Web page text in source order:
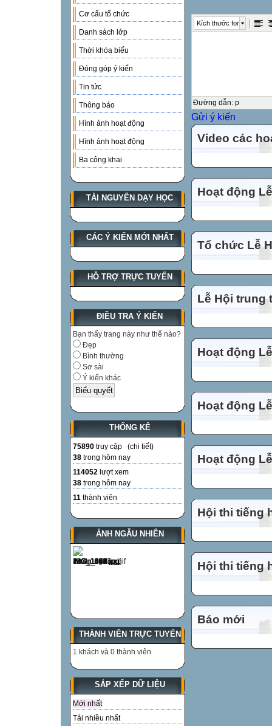
Cơ cấu tổ chức
Danh sách lớp
Thời khóa biểu
Đóng góp ý kiến
Tin tức
Thông báo
Hình ảnh hoạt động
Hình ảnh hoạt động
Ba công khai
TÀI NGUYÊN DẠY HỌC
CÁC Ý KIẾN MỚI NHẤT
HỖ TRỢ TRỰC TUYẾN
ĐIỀU TRA Ý KIẾN
Bạn thấy trang này như thế nào?
Đẹp
Bình thường
Sơ sài
Ý kiến khác
THỐNG KÊ
75890 truy cập (chi tiết)
38 trong hôm nay
114052 lượt xem
38 trong hôm nay
11 thành viên
ẢNH NGẪU NHIÊN
THÀNH VIÊN TRỰC TUYẾN
1 khách và 0 thành viên
SẮP XẾP DỮ LIỆU
Mới nhất
Tải nhiều nhất
Kích thước font
Đường dẫn: p
Gửi ý kiến
Video các
Hoạt động
Tổ chức Lễ
Lễ Hội trung
Hoạt động
Hoạt động
Hoạt động
Hội thi tiếng
Hội thi tiếng
Báo mới